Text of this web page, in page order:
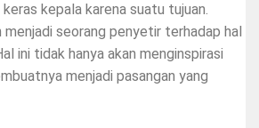
keras kepala karena suatu tujuan.
menjadi seorang penyetir terhadap hal
ini tidak hanya akan menginspirasi
menjadi pasangan yang